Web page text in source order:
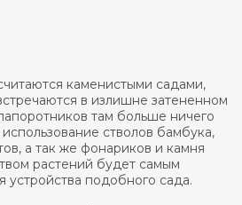
каменистыми садами,
в излишне затененном
там больше ничего
стволов бамбука,
а так же фонариков и камня
растений будет самым
подобного сада.